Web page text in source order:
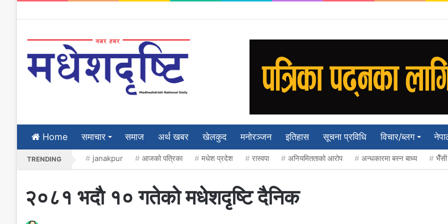
Home समाचार समाज अर्थ खबर खेलकुद मनाेरञ्जन इतिहास सूचना प्रविधि विचार/ब्लग
TRENDING janakpur आजको पत्रिका मधेश प्रदेश रास्वपा अनियमितताको आरोप अन्धकारमा बस्न बाध्य
२०८१ भदाै १० गतेकाे मधेशदृष्टि दैनिक